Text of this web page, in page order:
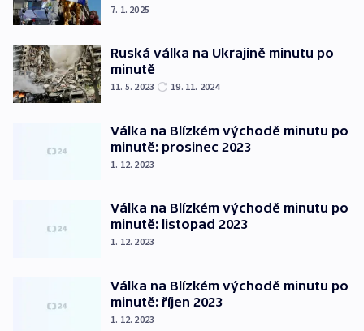
7. 1. 2025
Ruská válka na Ukrajině minutu po
minutě
11. 5. 2023 19. 11. 2024
Válka na Blízkém východě minutu po
minutě: prosinec 2023
1. 12. 2023
Válka na Blízkém východě minutu po
minutě: listopad 2023
1. 12. 2023
Válka na Blízkém východě minutu po
minutě: říjen 2023
1. 12. 2023